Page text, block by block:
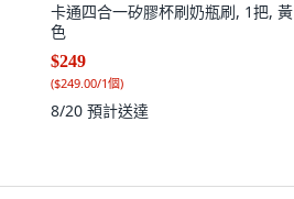
卡通四合一矽膠杯刷奶瓶刷, 1把, 黃
色
$249
($249.00/1個)
8/20 預計送達